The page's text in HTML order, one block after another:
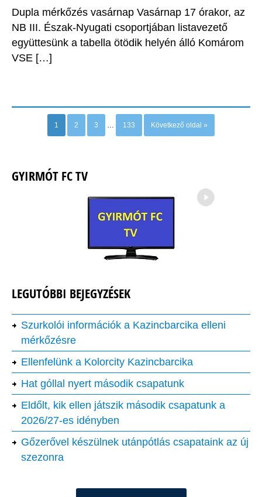
Dupla mérkőzés vasárnap Vasárnap 17 órakor, az
NB III. Észak-Nyugati csoportjában listavezető
együttesünk a tabella ötödik helyén álló Komárom
VSE […]
1 2 3 … 133 Következő oldal »
Older posts
→
GYIRMÓT FC TV
LEGUTÓBBI BEJEGYZÉSEK
Szurkolói információk a Kazincbarcika elleni
mérkőzésre
Ellenfelünk a Kolorcity Kazincbarcika
Hat góllal nyert második csapatunk
Eldőlt, kik ellen játszik második csapatunk a
2026/27-es idényben
Gőzerővel készülnek utánpótlás csapataink az új
szezonra